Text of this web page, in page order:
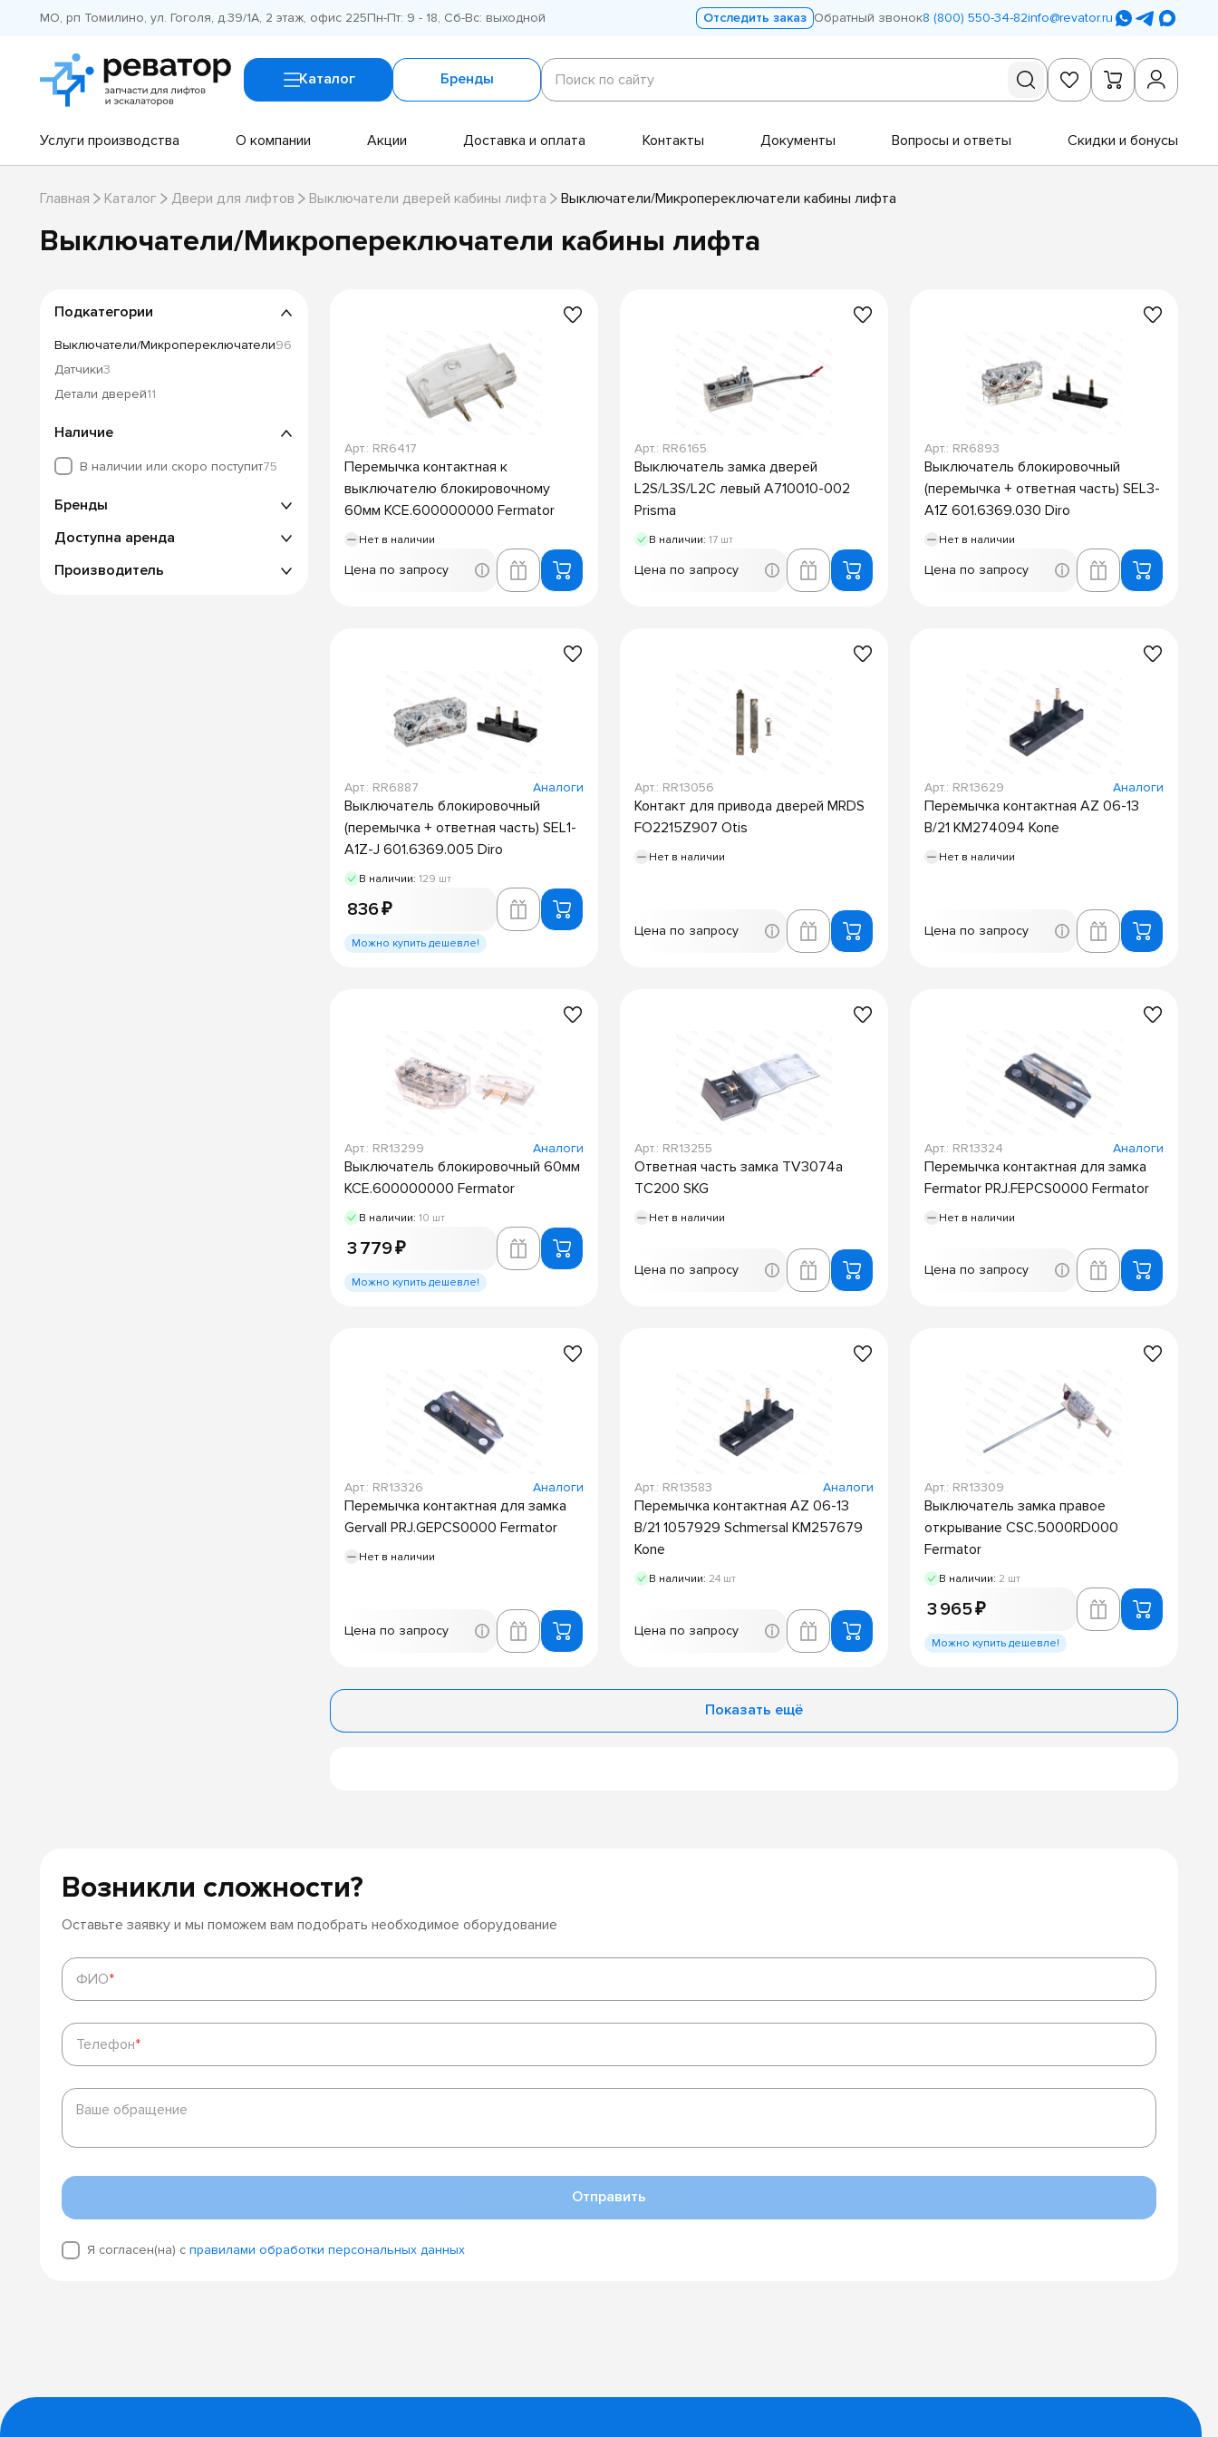
МО, рп Томилино, ул. Гоголя, д.39/1А, 2 этаж, офис 225Пн-Пт: 9 - 18, Сб-Вс: выходной Отследить заказ Обратный звонок8 (800) 550-34-82info@revator.ru
Каталог Бренды
Поиск
по
сайту
Поиск по сайту
Услуги производства О компании Акции Доставка и оплата Контакты Документы Вопросы и ответы Скидки и бонусы
Главная Каталог Двери для лифтов Выключатели дверей кабины лифта Выключатели/Микропереключатели кабины лифта
Выключатели/Микропереключатели кабины лифта
Подкатегории
Выключатели/Микропереключатели96
Датчики3
Детали дверей11
Наличие
В наличии или скоро поступит75
Бренды
Доступна аренда
Производитель
Арт.: RR6417
Перемычка контактная к
выключателю блокировочному
60мм KCE.600000000 Fermator
Нет в наличии
Цена по запросу
Арт.: RR6165
Выключатель замка дверей
L2S/L3S/L2C левый A710010-002
Prisma
В наличии: 17 шт
Цена по запросу
Арт.: RR6893
Выключатель блокировочный
(перемычка + ответная часть) SEL3-
A1Z 601.6369.030 Diro
Нет в наличии
Цена по запросу
Арт.: RR6887 Аналоги
Выключатель блокировочный
(перемычка + ответная часть) SEL1-
A1Z-J 601.6369.005 Diro
В наличии: 129 шт
836 ₽
Можно купить дешевле!
Арт.: RR13056
Контакт для привода дверей MRDS
FO2215Z907 Otis
Нет в наличии
Цена по запросу
Арт.: RR13629 Аналоги
Перемычка контактная AZ 06-13
B/21 KM274094 Kone
Нет в наличии
Цена по запросу
Арт.: RR13299 Аналоги
Выключатель блокировочный 60мм
KCE.600000000 Fermator
В наличии: 10 шт
3 779 ₽
Можно купить дешевле!
Арт.: RR13255
Ответная часть замка TV3074a
TC200 SKG
Нет в наличии
Цена по запросу
Арт.: RR13324 Аналоги
Перемычка контактная для замка
Fermator PRJ.FEPCS0000 Fermator
Нет в наличии
Цена по запросу
Арт.: RR13326 Аналоги
Перемычка контактная для замка
Gervall PRJ.GEPCS0000 Fermator
Нет в наличии
Цена по запросу
Арт.: RR13583 Аналоги
Перемычка контактная AZ 06-13
B/21 1057929 Schmersal KM257679
Kone
В наличии: 24 шт
Цена по запросу
Арт.: RR13309
Выключатель замка правое
открывание CSC.5000RD000
Fermator
В наличии: 2 шт
3 965 ₽
Можно купить дешевле!
Показать ещё
Возникли сложности?
Оставьте заявку и мы поможем вам подобрать необходимое оборудование
ФИО*
ФИО*
Телефон*
Телефон*
Ваше
обращение
Ваше обращение
Отправить
Я согласен(на) с правилами обработки персональных данных